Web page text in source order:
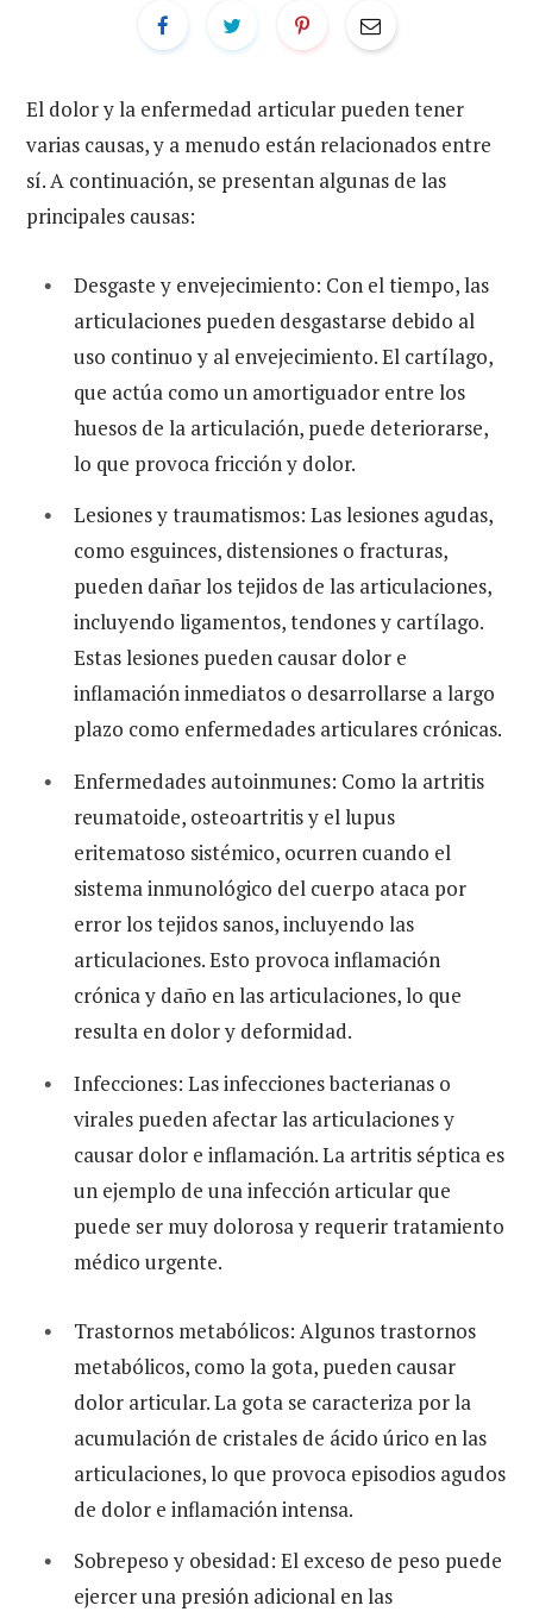
El dolor y la enfermedad articular pueden tener
varias causas, y a menudo están relacionados entre
sí. A continuación, se presentan algunas de las
principales causas:
Desgaste y envejecimiento: Con el tiempo, las
articulaciones pueden desgastarse debido al
uso continuo y al envejecimiento. El cartílago,
que actúa como un amortiguador entre los
huesos de la articulación, puede deteriorarse,
lo que provoca fricción y dolor.
Lesiones y traumatismos: Las lesiones agudas,
como esguinces, distensiones o fracturas,
pueden dañar los tejidos de las articulaciones,
incluyendo ligamentos, tendones y cartílago.
Estas lesiones pueden causar dolor e
inflamación inmediatos o desarrollarse a largo
plazo como enfermedades articulares crónicas.
Enfermedades autoinmunes: Como la artritis
reumatoide, osteoartritis y el lupus
eritematoso sistémico, ocurren cuando el
sistema inmunológico del cuerpo ataca por
error los tejidos sanos, incluyendo las
articulaciones. Esto provoca inflamación
crónica y daño en las articulaciones, lo que
resulta en dolor y deformidad.
Infecciones: Las infecciones bacterianas o
virales pueden afectar las articulaciones y
causar dolor e inflamación. La artritis séptica es
un ejemplo de una infección articular que
puede ser muy dolorosa y requerir tratamiento
médico urgente.
Trastornos metabólicos: Algunos trastornos
metabólicos, como la gota, pueden causar
dolor articular. La gota se caracteriza por la
acumulación de cristales de ácido úrico en las
articulaciones, lo que provoca episodios agudos
de dolor e inflamación intensa.
Sobrepeso y obesidad: El exceso de peso puede
ejercer una presión adicional en las